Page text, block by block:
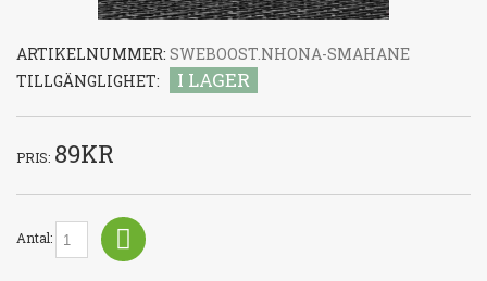
ARTIKELNUMMER: SWEBOOST.NHONA-SMAHANE
TILLGÄNGLIGHET:
I LAGER
PRIS: 89KR
Antal: